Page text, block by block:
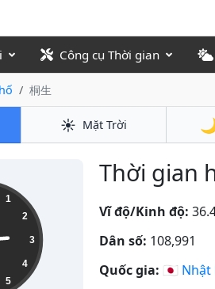
Công cụ Thời gian
桐生
☀️ Mặt Trời
Thời gian
1
2
3
4
5
Vĩ độ/Kinh độ:
Dân số: 108,991
Quốc gia: 🇯🇵 Nhật